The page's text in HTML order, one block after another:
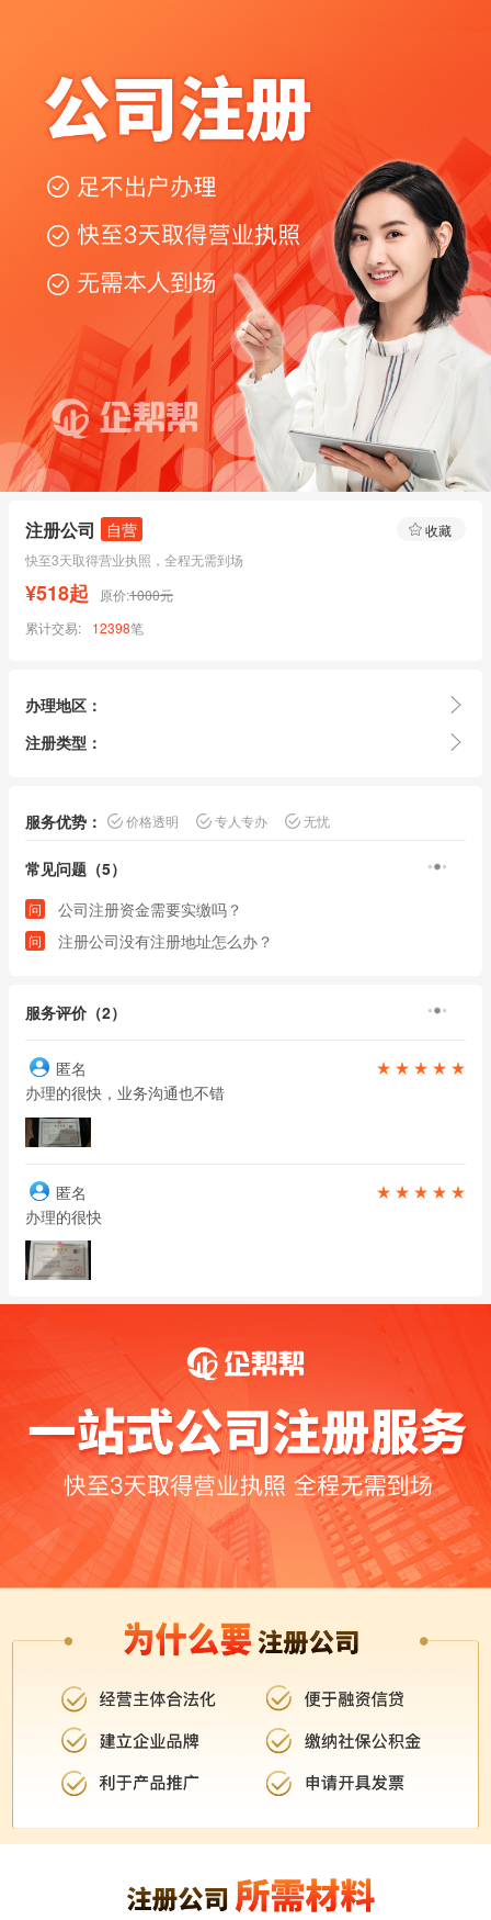
注册公司 自营
收藏
快至3天取得营业执照，全程无需到场
¥518起 原价:1000元
累计交易:
12398笔
办理地区：
注册类型：
服务优势： 价格透明 专人专办 无忧
常见问题（5）
问 公司注册资金需要实缴吗？
问 注册公司没有注册地址怎么办？
服务评价（2）
匿名
办理的很快，业务沟通也不错
匿名
办理的很快